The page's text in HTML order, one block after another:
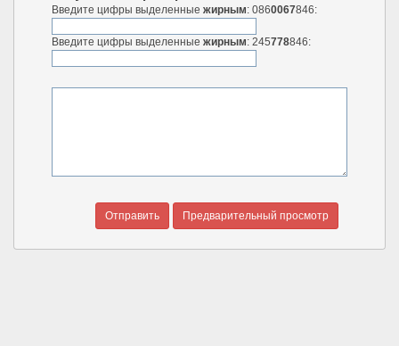
Введите цифры выделенные жирным: 0860067846:
Введите цифры выделенные жирным: 245778846: